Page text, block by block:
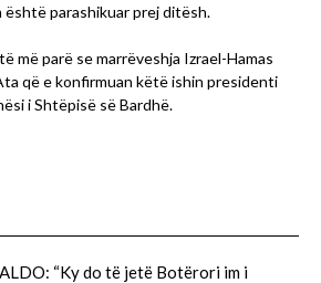
parashikuar prej ditësh.
më parë se marrëveshja Izrael-Hamas
që e konfirmuan këtë ishin presidenti
i Shtëpisë së Bardhë.
“Ky do të jetë Botërori im i